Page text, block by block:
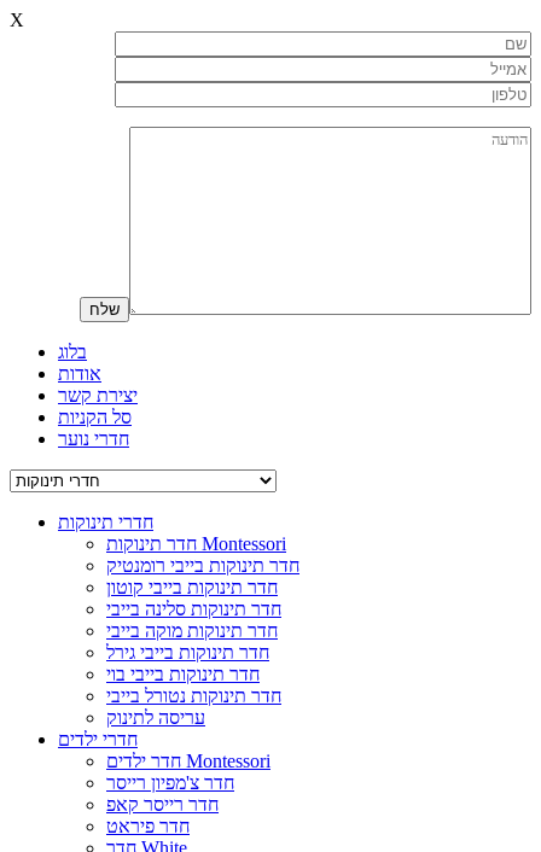
X
בלוג
אודות
יצירת קשר
סל הקניות
חדרי נוער
חדרי תינוקות
חדר תינוקות Montessori
חדר תינוקות בייבי רומנטיק
חדר תינוקות בייבי קוטון
חדר תינוקות סלינה בייבי
חדר תינוקות מוקה בייבי
חדר תינוקות בייבי גירל
חדר תינוקות בייבי בוי
חדר תינוקות נטורל בייבי
עריסה לתינוק
חדרי ילדים
חדר ילדים Montessori
חדר צ'מפיון רייסר
חדר רייסר קאפ
חדר פיראט
חדר White